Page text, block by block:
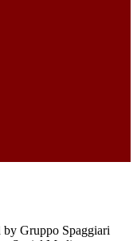
Gruppo Spaggiari